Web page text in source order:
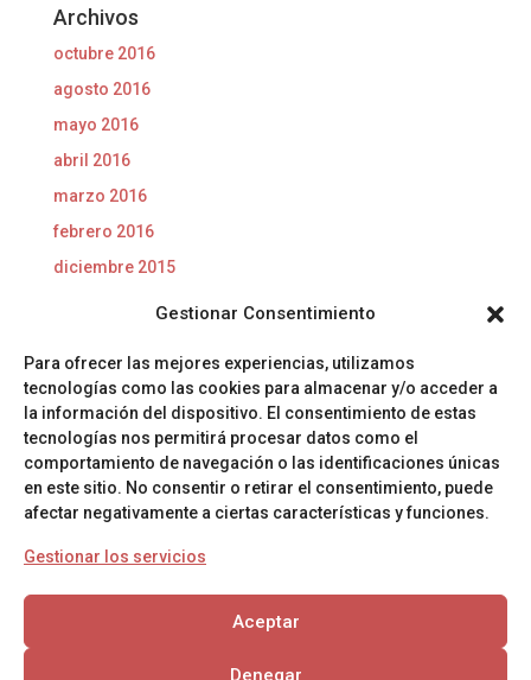
Gestionar Consentimiento
Para ofrecer las mejores experiencias, utilizamos
tecnologías como las cookies para almacenar y/o acceder a
la información del dispositivo. El consentimiento de estas
tecnologías nos permitirá procesar datos como el
comportamiento de navegación o las identificaciones únicas
en este sitio. No consentir o retirar el consentimiento, puede
afectar negativamente a ciertas características y funciones.
Gestionar los servicios
Aceptar
Denegar
Archivos
octubre 2016
agosto 2016
mayo 2016
abril 2016
marzo 2016
febrero 2016
diciembre 2015
noviembre 2015
septiembre 2015
agosto 2015
Categorías
Productos para limpiar tuberías